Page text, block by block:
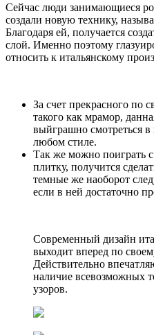
Сейчас люди занимающиеся
создали новую технику,
Благодаря ей, получается
слой. Именно поэтому
относить к итальянскому
За счет прекрасного по
такого как мрамор,
выйграшно смотреться
любом стиле.
Так же можно поиграть
плитку, получится
темные же наоборот
если в ней достаточно
Современный дизайн
выходит вперед по
Действительно
наличие всевозможных
узоров.